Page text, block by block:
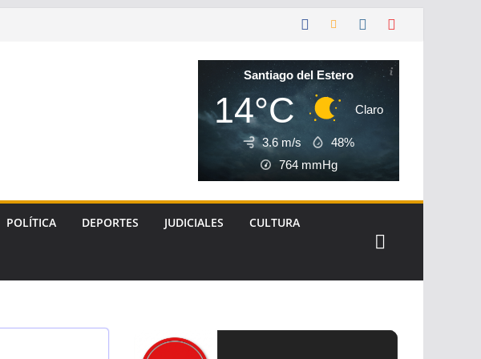
Santiago del Estero
14°C Claro
3.6 m/s
48%
764 mmHg
POLÍTICA DEPORTES JUDICIALES CULTURA